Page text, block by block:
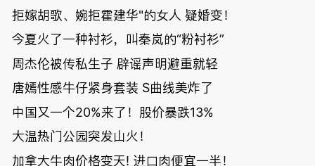
拒嫁胡歌、婉拒霍建华"的女人 疑婚变！
今夏火了一种衬衫，叫秦岚的“粉衬衫”
周杰伦被传私生子 辟谣声明避重就轻
唐嫣性感牛仔紧身套装 S曲线美炸了
中国又一个20%来了！股价暴跌13%
大温热门公园突发山火！
加拿大牛肉价格变天! 进口肉便宜一半！